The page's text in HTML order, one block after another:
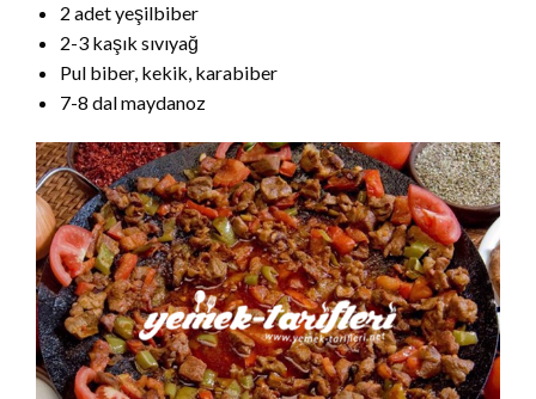
2 adet yeşilbiber
2-3 kaşık sıvıyağ
Pul biber, kekik, karabiber
7-8 dal maydanoz